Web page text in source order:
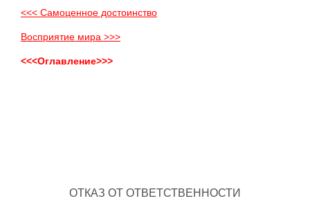
<<< Самоценное достоинство
Восприятие мира >>>
<<<Оглавление>>>
ОТКАЗ ОТ ОТВЕТСТВЕННОСТИ